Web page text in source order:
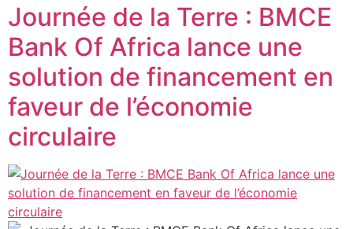
Journée de la Terre : BMCE
Bank Of Africa lance une
solution de financement en
faveur de l’économie
circulaire